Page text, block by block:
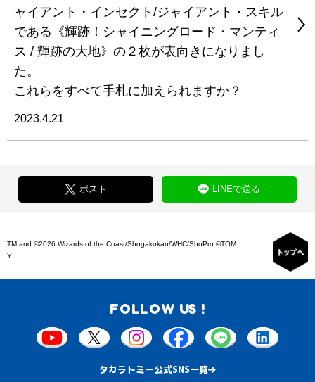
ャイアント・インセクト/ジャイアント・スキル
である《輝跡！シャイニングロード・マンティ
ス / 輝跡の大地》の２枚が表向きになりまし
た。
これらをすべて手札に加えられますか？
2023.4.21
ポスト LINEで送る
TM and ©2026 Wizards of the Coast/Shogakukan/WHC/ShoPro ©TOM
Y
FOLLOW US !
タカラトミー公式SNS一覧